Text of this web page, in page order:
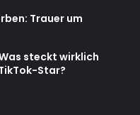
Trauer um
steckt wirklich
Star?